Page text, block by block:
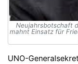
Neujahrsbotschaft
mahnt Einsatz für
UNO-